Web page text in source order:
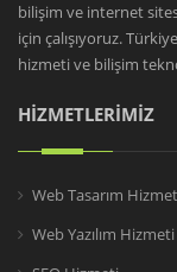
bilişim ve internet
için çalışıyoruz.
hizmeti ve bilişim
HİZMETLERİMİZ
Web Tasarım
Web Yazılım Hizmeti